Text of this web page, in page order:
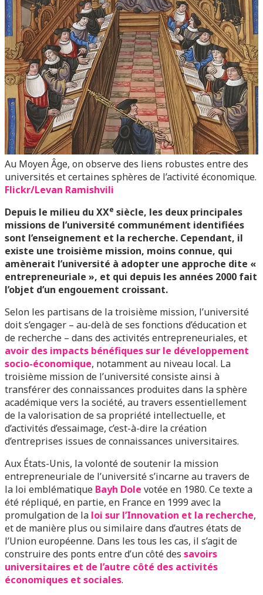
Au Moyen Âge, on observe des liens robustes entre des
universités et certaines sphères de l’activité économique.
Flickr/Levan Ramishvili
Depuis le milieu du XXe siècle, les deux principales
missions de l’université communément identifiées
sont l’enseignement et la recherche. Cependant, il
existe une troisième mission, moins connue, qui
amènerait l’université à adopter une approche dite «
entrepreneuriale », et qui depuis les années 2000 fait
l’objet d’un engouement croissant.
Selon les partisans de la troisième mission, l’université
doit s’engager – au-delà de ses fonctions d’éducation et
de recherche – dans des activités entrepreneuriales, et
avoir des impacts bénéfiques sur le développement
socio-économique, notamment au niveau local. La
troisième mission de l’université consiste ainsi à
transférer des connaissances produites dans la sphère
académique vers la société, au travers essentiellement
de la valorisation de sa propriété intellectuelle, et
d’activités d’essaimage, c’est-à-dire la création
d’entreprises issues de connaissances universitaires.
Aux États-Unis, la volonté de soutenir la mission
entrepreneuriale de l’université s’incarne au travers de
la loi emblématique Bayh Dole votée en 1980. Ce texte a
été répliqué, en partie, en France en 1999 avec la
promulgation de la loi sur l’Innovation et la recherche,
et de manière plus ou similaire dans d’autres états de
l’Union européenne. Dans les tous les cas, il s’agit de
construire des ponts entre d’un côté des savoirs
universitaires et de l’autre côté des activités
économiques et sociales.